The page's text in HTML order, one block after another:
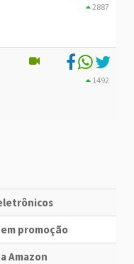
2887
1492
promoção
Amazon